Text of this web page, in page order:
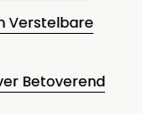
Verstelbare
Betoverend